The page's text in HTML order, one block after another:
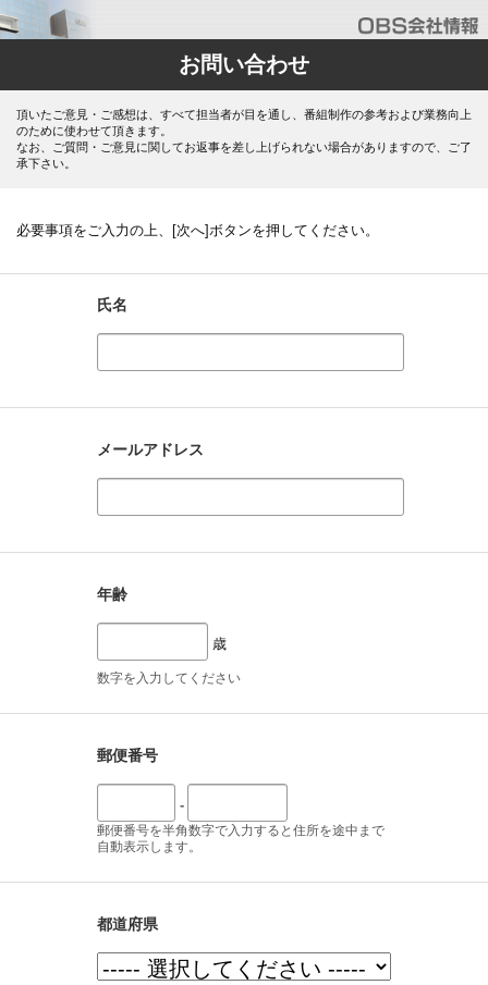
お問い合わせ
頂いたご意見・ご感想は、すべて担当者が目を通し、番組制作の参考および業務向上
のために使わせて頂きます。
なお、ご質問・ご意見に関してお返事を差し上げられない場合がありますので、ご了
承下さい。
必要事項をご入力の上、[次へ]ボタンを押してください。
氏名
メールアドレス
年齢
歳
数字を入力してください
郵便番号
-
郵便番号を半角数字で入力すると住所を途中まで
自動表示します。
都道府県